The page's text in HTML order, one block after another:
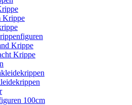
Krippe
Krippe
Krippe
100cm